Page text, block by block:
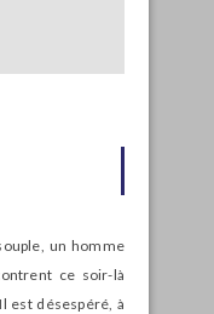
un homme
ce soir-là
est désespéré, à